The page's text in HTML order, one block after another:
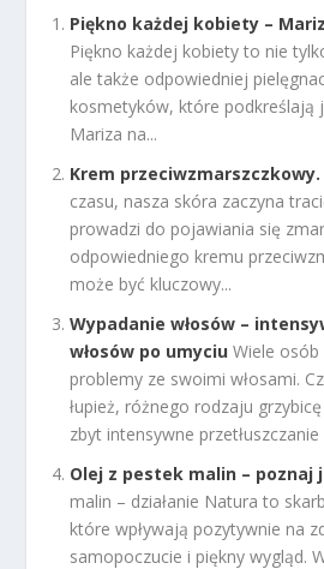
Piękno każdej kobiety –
Piękno każdej kobiety to nie
ale także odpowiedniej
kosmetyków, które podkreślają
Mariza na...
Krem przeciwzmarszczkowy.
czasu, nasza skóra zaczyna
prowadzi do pojawiania się
odpowiedniego kremu
może być kluczowy...
Wypadanie włosów –
włosów po umyciu Wiele
problemy ze swoimi włosami.
łupież, różnego rodzaju
zbyt intensywne przetłuszczanie
Olej z pestek malin – poznaj
malin – działanie Natura to
które wpływają pozytywnie na
samopoczucie i piękny wygląd.